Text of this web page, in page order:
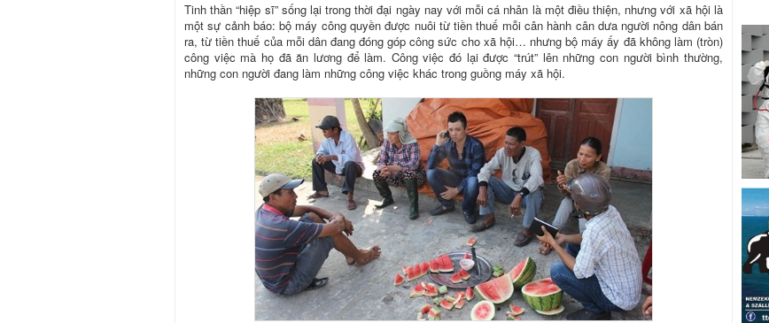
Tinh thần “hiệp sĩ” sống lại trong thời đại ngày nay với mỗi cá nhân là một điều thiện, nhưng với xã hội là
một sự cảnh báo: bộ máy công quyền được nuôi từ tiền thuế mỗi cân hành cân dưa người nông dân bán
ra, từ tiền thuế của mỗi dân đang đóng góp công sức cho xã hội… nhưng bộ máy ấy đã không làm (tròn)
công việc mà họ đã ăn lương để làm. Công việc đó lại được “trút” lên những con người bình thường,
những con người đang làm những công việc khác trong guồng máy xã hội.